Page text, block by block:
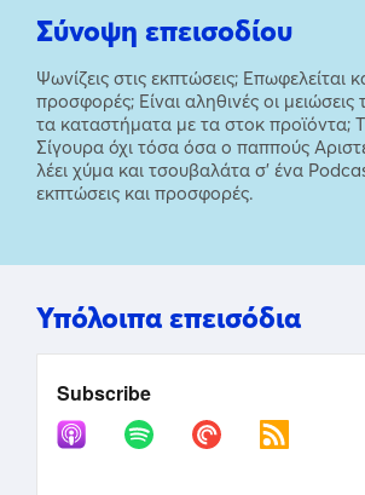
Σύνοψη επεισοδίου
Ψωνίζεις στις εκπτώσεις; Επωφελείται
προσφορές; Είναι αληθινές οι
τα καταστήματα με τα στοκ προϊόντα;
Σίγουρα όχι τόσα όσα ο παππούς
λέει χύμα και τσουβαλάτα σ’ ένα
εκπτώσεις και προσφορές.
Υπόλοιπα επεισόδια